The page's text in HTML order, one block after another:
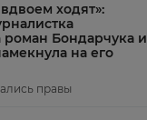
ходят»:
роман Бондарчука и
на его
правы